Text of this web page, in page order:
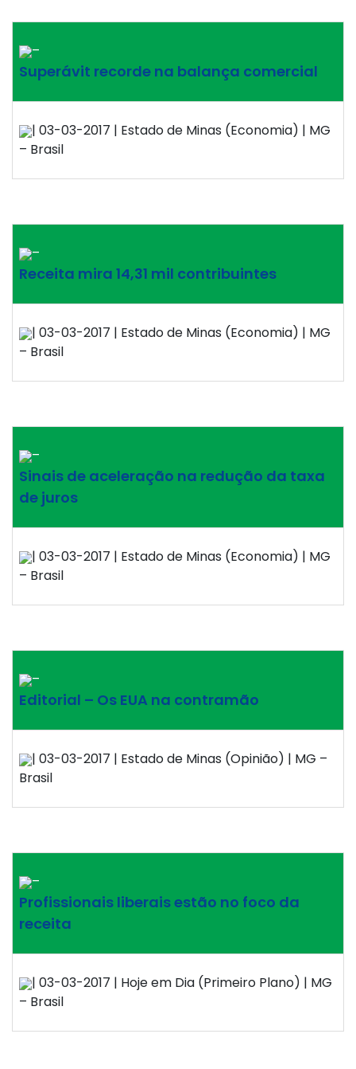
–
Superávit recorde na balança comercial
| 03-03-2017 | Estado de Minas (Economia) | MG
– Brasil
–
Receita mira 14,31 mil contribuintes
| 03-03-2017 | Estado de Minas (Economia) | MG
– Brasil
–
Sinais de aceleração na redução da taxa
de juros
| 03-03-2017 | Estado de Minas (Economia) | MG
– Brasil
–
Editorial – Os EUA na contramão
| 03-03-2017 | Estado de Minas (Opinião) | MG –
Brasil
–
Profissionais liberais estão no foco da
receita
| 03-03-2017 | Hoje em Dia (Primeiro Plano) | MG
– Brasil